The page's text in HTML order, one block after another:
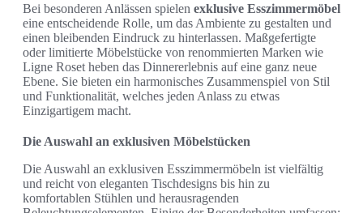
Bei besonderen Anlässen spielen exklusive Esszimmermöbel
eine entscheidende Rolle, um das Ambiente zu gestalten und
einen bleibenden Eindruck zu hinterlassen. Maßgefertigte
oder limitierte Möbelstücke von renommierten Marken wie
Ligne Roset heben das Dinnererlebnis auf eine ganz neue
Ebene. Sie bieten ein harmonisches Zusammenspiel von Stil
und Funktionalität, welches jeden Anlass zu etwas
Einzigartigem macht.
Die Auswahl an exklusiven Möbelstücken
Die Auswahl an exklusiven Esszimmermöbeln ist vielfältig
und reicht von eleganten Tischdesigns bis hin zu
komfortablen Stühlen und herausragenden